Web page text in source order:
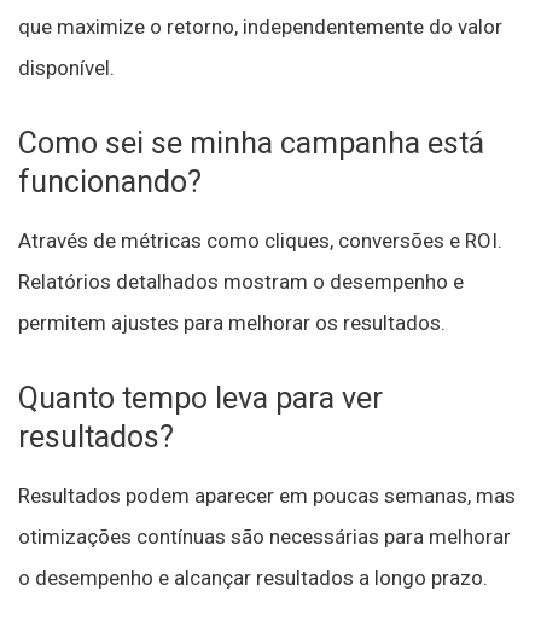
que maximize o retorno, independentemente do valor
disponível.
Como sei se minha campanha está
funcionando?
Através de métricas como cliques, conversões e ROI.
Relatórios detalhados mostram o desempenho e
permitem ajustes para melhorar os resultados.
Quanto tempo leva para ver
resultados?
Resultados podem aparecer em poucas semanas, mas
otimizações contínuas são necessárias para melhorar
o desempenho e alcançar resultados a longo prazo.